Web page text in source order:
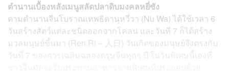
ตำนานเบื้องหลังเมนูสลัดปลาดิบมงคลหยี่ซัง
ตามตำนานจีนโบราณเทพธิดานฺหวี่วา (Nu Wa) ได้ใช้เวลา 6
วันสร้างสัตว์แต่ละชนิดออกจากโคลน และวันที่ 7 ก็ได้สร้าง
มวลมนุษย์ขึ้นมา (Ren Ri – 人日) วันเกิดของมนุษย์จึงตรงกับ